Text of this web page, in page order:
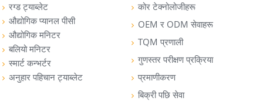
रग्ड ट्याब्लेट
औद्योगिक प्यानल पीसी
औद्योगिक मनिटर
बलियो मनिटर
स्मार्ट कन्भर्टर
अनुहार पहिचान ट्याब्लेट
कोर टेक्नोलोजीहरू
OEM र ODM सेवाहरू
TQM प्रणाली
गुणस्तर परीक्षण प्रक्रिया
प्रमाणीकरण
बिक्री पछि सेवा